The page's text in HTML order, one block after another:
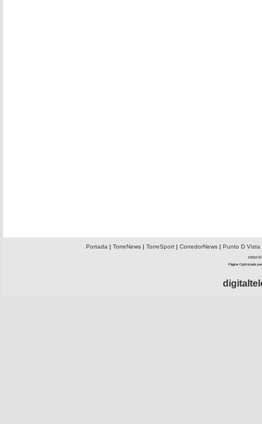
Portada | TorreNews| TorreSport| CorredorNews| Punto D Vista
©2010 El
Página Optimizada